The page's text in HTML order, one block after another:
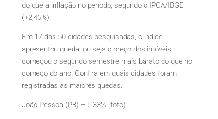
do que a inflação no período, segundo o IPCA/IBGE
(+2,46%).
Em 17 das 50 cidades pesquisadas, o índice
apresentou queda, ou seja o preço dos imóveis
começou o segundo semestre mais barato do que no
começo do ano. Confira em quais cidades foram
registradas as maiores quedas.
João Pessoa (PB) – 5,33% (foto)